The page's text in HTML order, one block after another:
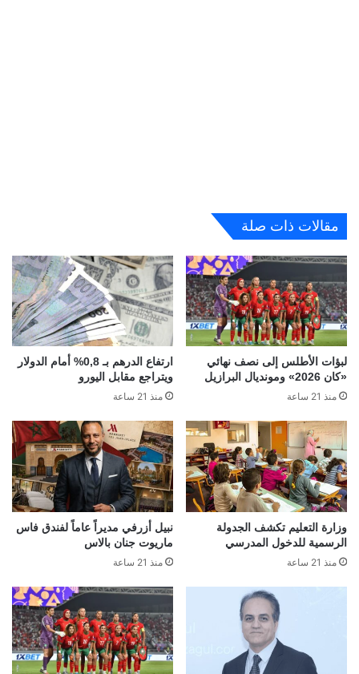
مقالات ذات صلة
لبؤات الأطلس إلى نصف نهائي
«كان 2026» ومونديال البرازيل
منذ 21 ساعة
ارتفاع الدرهم بـ 0,8% أمام الدولار
ويتراجع مقابل اليورو
منذ 21 ساعة
وزارة التعليم تكشف الجدولة
الرسمية للدخول المدرسي
منذ 21 ساعة
نبيل أزرفي مديراً عاماً لفندق فاس
ماريوت جنان بالاس
منذ 21 ساعة